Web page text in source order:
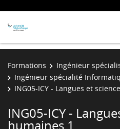
Formations
Ingénieur
Ingénieur spécialité
ING05-ICY - Langues et
ING05-ICY -
humaines 1